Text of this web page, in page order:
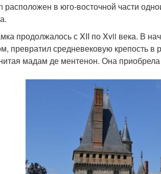
расположен в юго-восточной части
продолжалось с XII по Xvii века. В
превратил средневековую крепость
мадам де ментенон. Она